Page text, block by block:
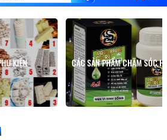
CÁC SẢN PHẨM CHĂM SÓC HỒ CÁ